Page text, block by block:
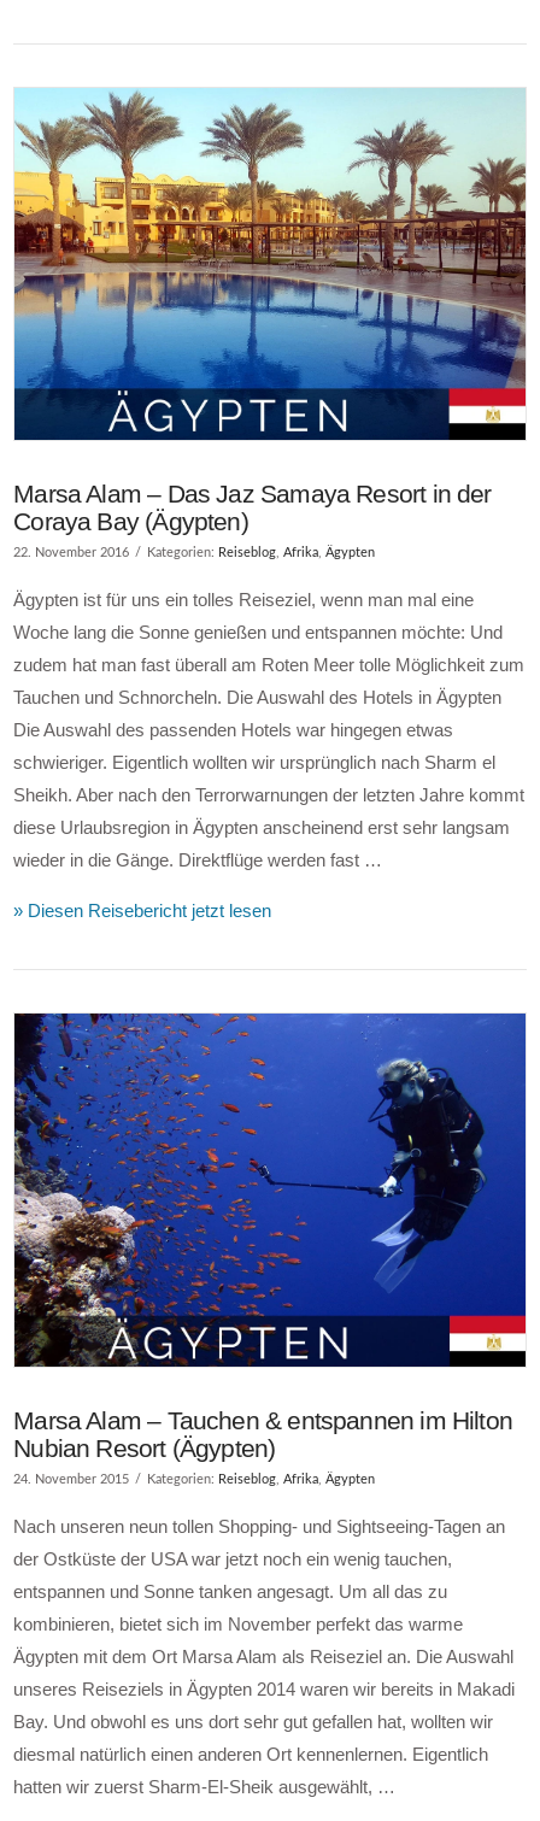
VIEW POST
VIEW POST
Marsa Alam – Das Jaz Samaya Resort in der
Coraya Bay (Ägypten)
22. November 2016 Kategorien: Reiseblog,Afrika,Ägypten
Ägypten ist für uns ein tolles Reiseziel, wenn man mal eine
Woche lang die Sonne genießen und entspannen möchte: Und
zudem hat man fast überall am Roten Meer tolle Möglichkeit zum
Tauchen und Schnorcheln. Die Auswahl des Hotels in Ägypten
Die Auswahl des passenden Hotels war hingegen etwas
schwieriger. Eigentlich wollten wir ursprünglich nach Sharm el
Sheikh. Aber nach den Terrorwarnungen der letzten Jahre kommt
diese Urlaubsregion in Ägypten anscheinend erst sehr langsam
wieder in die Gänge. Direktflüge werden fast …
» Diesen Reisebericht jetzt lesen
Marsa Alam – Tauchen & entspannen im Hilton
Nubian Resort (Ägypten)
24. November 2015 Kategorien: Reiseblog ,Afrika ,Ägypten
Nach unseren neun tollen Shopping- und Sightseeing-Tagen an
der Ostküste der USA war jetzt noch ein wenig tauchen,
entspannen und Sonne tanken angesagt. Um all das zu
kombinieren, bietet sich im November perfekt das warme
Ägypten mit dem Ort Marsa Alam als Reiseziel an. Die Auswahl
unseres Reiseziels in Ägypten 2014 waren wir bereits in Makadi
Bay. Und obwohl es uns dort sehr gut gefallen hat, wollten wir
diesmal natürlich einen anderen Ort kennenlernen. Eigentlich
hatten wir zuerst Sharm-El-Sheik ausgewählt, …